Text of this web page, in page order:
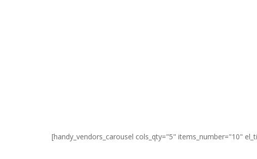
[handy_vendors_carousel cols_qty="5" items_number="10"